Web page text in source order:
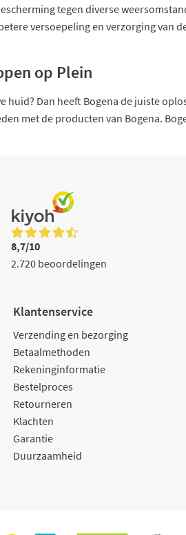
tegen diverse
versoepeling en verzorging van
op Plein
huid? Dan heeft Bogena de juiste
met de producten van Bogena.
8,7/10
2.720 beoordelingen
Klantenservice
Verzending en bezorging
Betaalmethoden
Rekeninginformatie
Bestelproces
Retourneren
Klachten
Garantie
Duurzaamheid